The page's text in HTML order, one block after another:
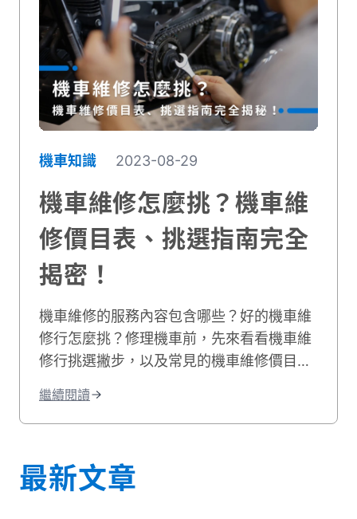
機車知識 2023-08-29
機車維修怎麼挑？機車維
修價目表、挑選指南完全
揭密！
機車維修的服務內容包含哪些？好的機車維
修行怎麼挑？修理機車前，先來看看機車維
修行挑選撇步，以及常見的機車維修價目
你！
繼續閱讀
最新文章